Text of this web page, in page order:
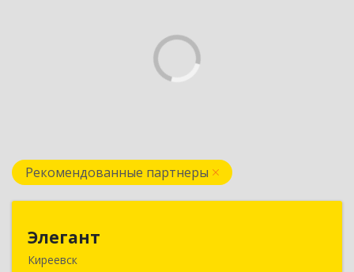
Рекомендованные партнеры
Элегант
Киреевск
301262, Тульская обл, Киреевск г, Чехова ул,